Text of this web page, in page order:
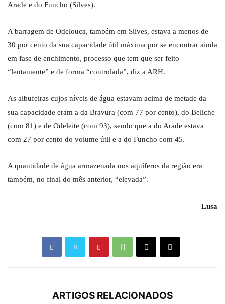
Arade e do Funcho (Silves).
A barragem de Odelouca, também em Silves, estava a menos de
30 por cento da sua capacidade útil máxima por se encontrar ainda
em fase de enchimento, processo que tem que ser feito
“lentamente” e de forma “controlada”, diz a ARH.
As albufeiras cujos níveis de água estavam acima de metade da
sua capacidade eram a da Bravura (com 77 por cento), do Beliche
(com 81) e de Odeleite (com 93), sendo que a do Arade estava
com 27 por cento do volume útil e a do Funcho com 45.
A quantidade de água armazenada nos aquíferos da região era
também, no final do mês anterior, “elevada”.
Lusa
ARTIGOS RELACIONADOS